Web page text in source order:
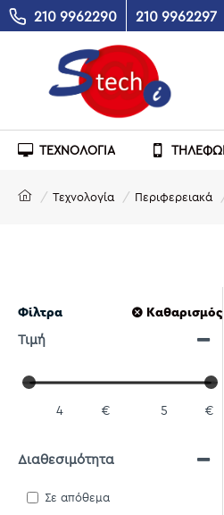
210 9962290 210 9962297
ΤΕΧΝΟΛΟΓΙΑ
Τεχνολογία Περιφερειακά
Φίλτρα Καθαρισμός
Τιμή
€ €
Διαθεσιμότητα
Σε απόθεμα